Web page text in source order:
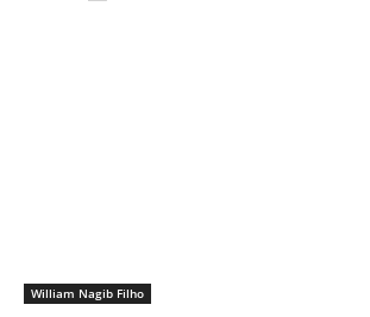
William Nagib Filho